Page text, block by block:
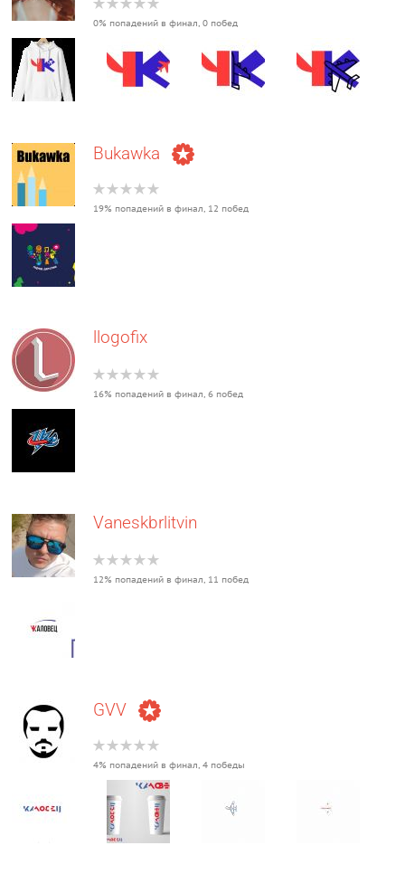
0% попадений в финал, 0 побед
Bukawka
19% попадений в финал, 12 побед
llogofix
16% попадений в финал, 6 побед
Vaneskbrlitvin
12% попадений в финал, 11 побед
GVV
4% попадений в финал, 4 победы